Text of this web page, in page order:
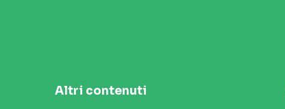
Altri contenuti